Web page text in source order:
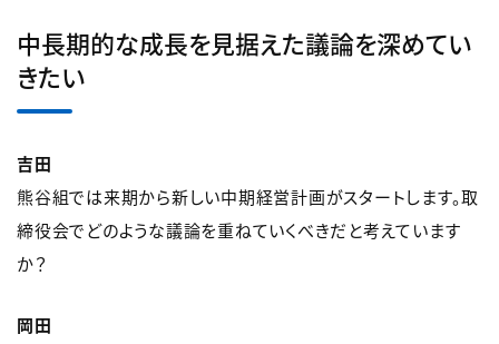
中長期的な成長を見据えた議論を深めてい
きたい
吉田
熊谷組では来期から新しい中期経営計画がスタートします。取
締役会でどのような議論を重ねていくべきだと考えています
か？
岡田